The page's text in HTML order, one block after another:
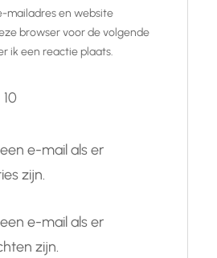
mailadres en website
browser voor de volgende
ik een reactie plaats.
10
e-mail als er
zijn.
e-mail als er
zijn.